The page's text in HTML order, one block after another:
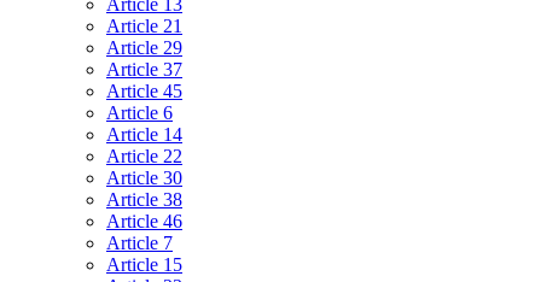
Article 13
Article 21
Article 29
Article 37
Article 45
Article 6
Article 14
Article 22
Article 30
Article 38
Article 46
Article 7
Article 15